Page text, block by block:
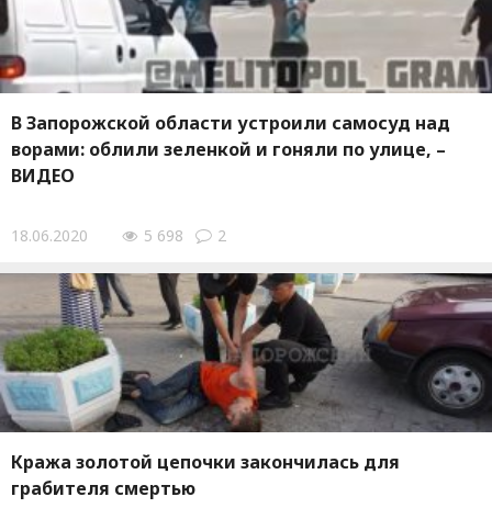
В Запорожской области устроили самосуд над
ворами: облили зеленкой и гоняли по улице, –
ВИДЕО
18.06.2020 5 698 2
Кража золотой цепочки закончилась для
грабителя смертью